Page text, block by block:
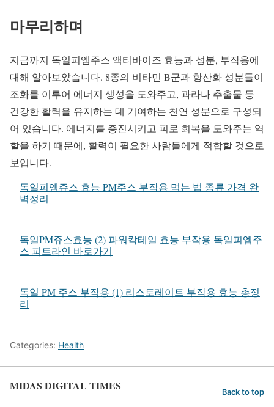
마무리하며
지금까지 독일피엠주스 액티바이즈 효능과 성분, 부작용에
대해 알아보았습니다. 8종의 비타민 B군과 항산화 성분들이
조화를 이루어 에너지 생성을 도와주고, 과라나 추출물 등
건강한 활력을 유지하는 데 기여하는 천연 성분으로 구성되
어 있습니다. 에너지를 증진시키고 피로 회복을 도와주는 역
할을 하기 때문에, 활력이 필요한 사람들에게 적합할 것으로
보입니다.
독일피엠쥬스 효능 PM주스 부작용 먹는 법 종류 가격 완
벽정리
독일PM쥬스효능 (2) 파워칵테일 효능 부작용 독일피엠주
스 피트라인 바로가기
독일 PM 주스 부작용 (1) 리스토레이트 부작용 효능 총정
리
Categories: Health
MIDAS DIGITAL TIMES Back to top